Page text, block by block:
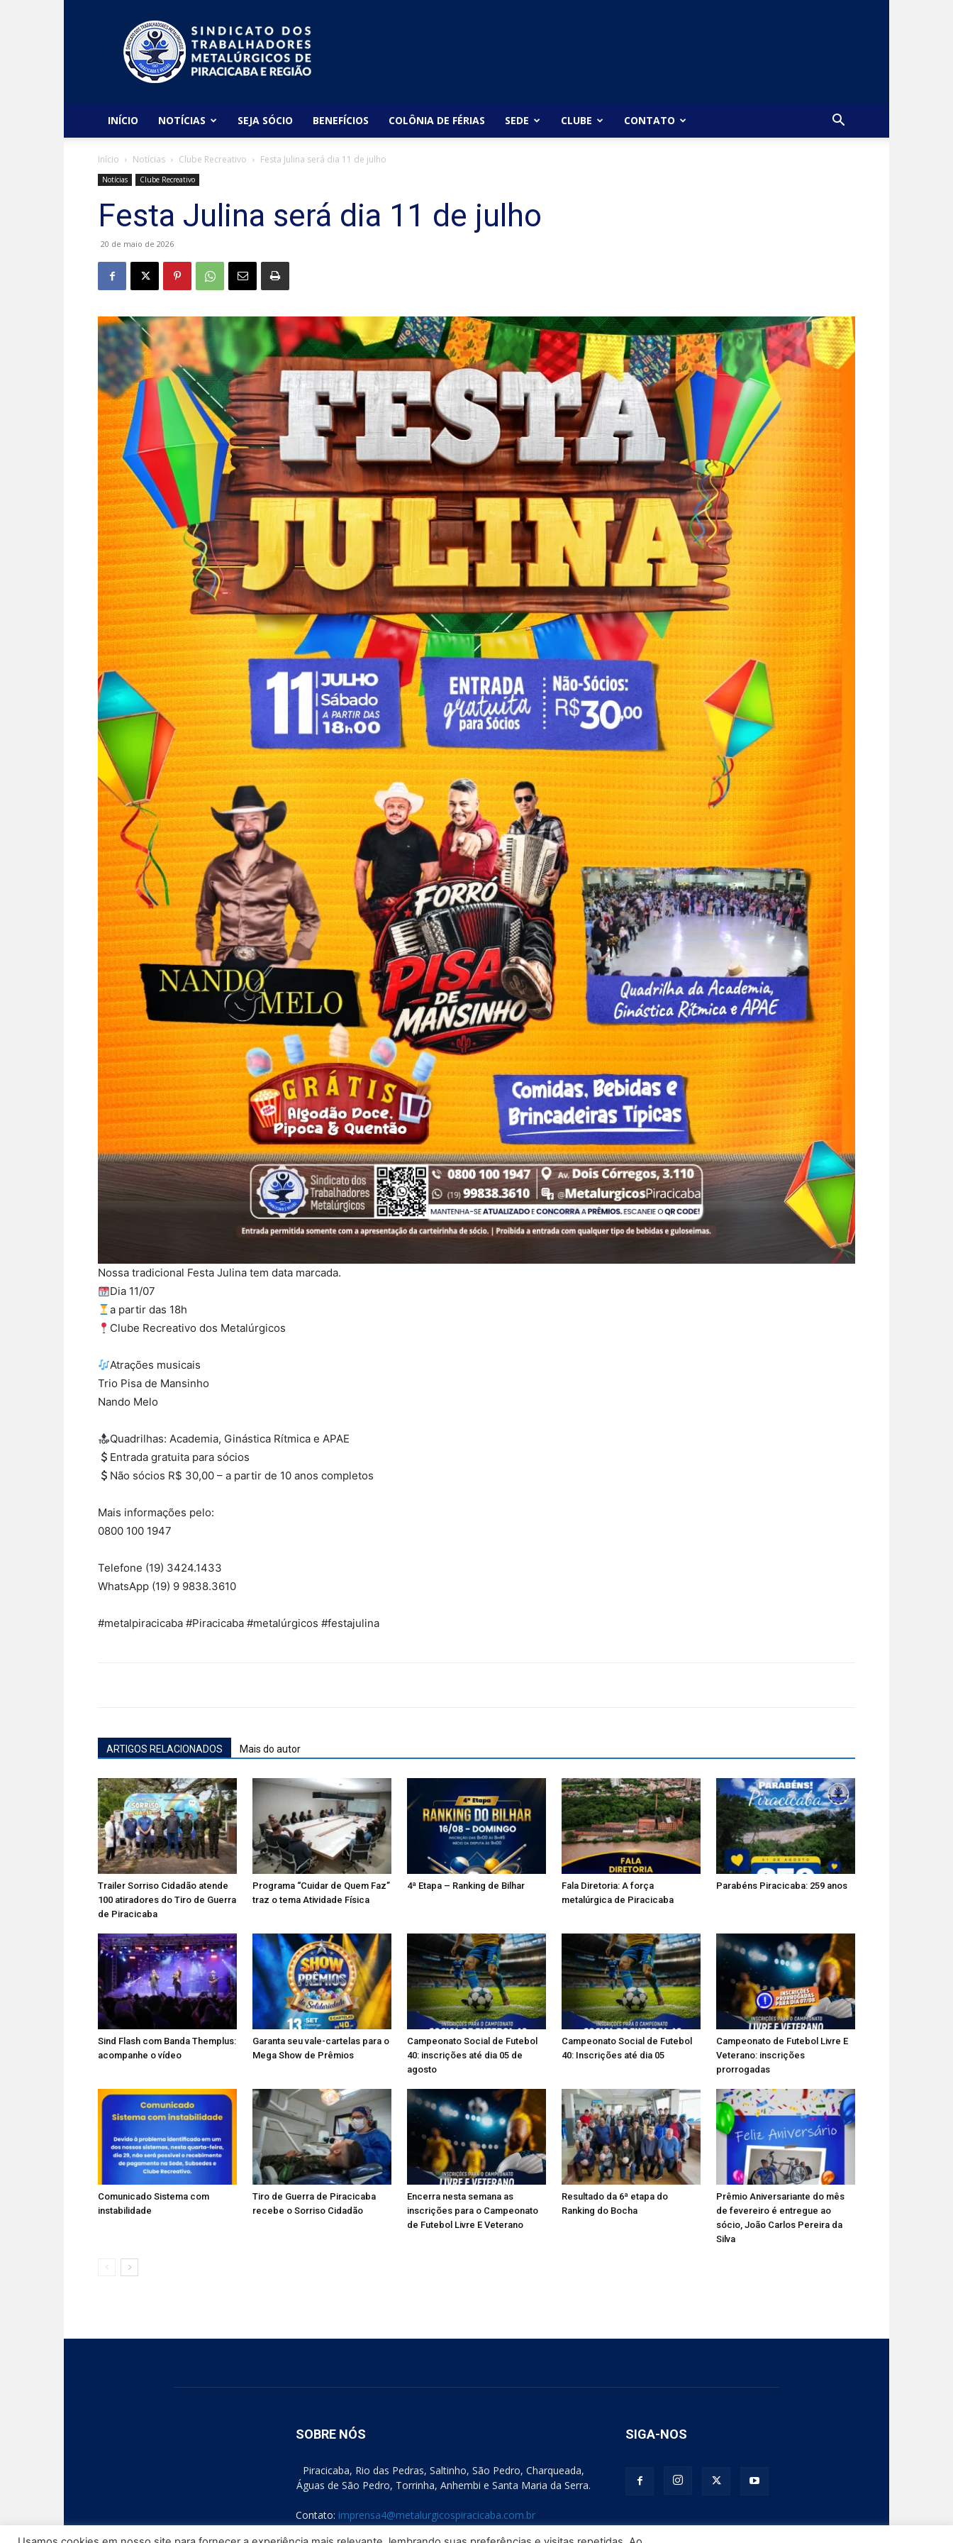
Sindicato
dos
Metalúrgicos
de
Região
INÍCIO NOTÍCIAS SEJA SÓCIO BENEFÍCIOS COLÔNIA DE FÉRIAS SEDE CLUBE CONTATO
Início Notícias Clube Recreativo Festa Julina será dia 11 de julho
Notícias Clube Recreativo
Festa Julina será dia 11 de julho
20 de maio de 2026
Nossa tradicional Festa Julina tem data marcada.
Dia 11/07
a partir das 18h
Clube Recreativo dos Metalúrgicos
Atrações musicais
Trio Pisa de Mansinho
Nando Melo
Quadrilhas: Academia, Ginástica Rítmica e APAE
Entrada gratuita para sócios
Não sócios R$ 30,00 – a partir de 10 anos completos
Mais informações pelo:
0800 100 1947
Telefone (19) 3424.1433
WhatsApp (19) 9 9838.3610
#metalpiracicaba #Piracicaba #metalúrgicos #festajulina
ARTIGOS RELACIONADOS Mais do autor
Trailer Sorriso Cidadão atende
100 atiradores do Tiro de Guerra
de Piracicaba
Programa “Cuidar de Quem Faz”
traz o tema Atividade Física
4ª Etapa – Ranking de Bilhar
Fala Diretoria: A força
metalúrgica de Piracicaba
Parabéns Piracicaba: 259 anos
Sind Flash com Banda Themplus:
acompanhe o vídeo
Garanta seu vale-cartelas para o
Mega Show de Prêmios
Campeonato Social de Futebol
40: inscrições até dia 05 de
agosto
Campeonato Social de Futebol
40: Inscrições até dia 05
Campeonato de Futebol Livre E
Veterano: inscrições
prorrogadas
Comunicado Sistema com
instabilidade
Tiro de Guerra de Piracicaba
recebe o Sorriso Cidadão
Encerra nesta semana as
inscrições para o Campeonato
de Futebol Livre E Veterano
Resultado da 6ª etapa do
Ranking do Bocha
Prêmio Aniversariante do mês
de fevereiro é entregue ao
sócio, João Carlos Pereira da
Silva
SOBRE NÓS
Piracicaba, Rio das Pedras, Saltinho, São Pedro, Charqueada,
Águas de São Pedro, Torrinha, Anhembi e Santa Maria da Serra.
Contato: imprensa4@metalurgicospiracicaba.com.br
SIGA-NOS